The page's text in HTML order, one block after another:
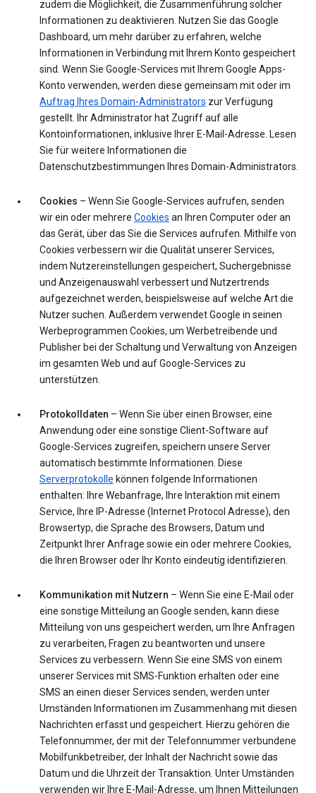
zudem die Möglichkeit, die Zusammenführung solcher
Informationen zu deaktivieren. Nutzen Sie das Google
Dashboard, um mehr darüber zu erfahren, welche
Informationen in Verbindung mit Ihrem Konto gespeichert
sind. Wenn Sie Google-Services mit Ihrem Google Apps-
Konto verwenden, werden diese gemeinsam mit oder im
Auftrag Ihres Domain-Administrators zur Verfügung
gestellt. Ihr Administrator hat Zugriff auf alle
Kontoinformationen, inklusive Ihrer E-Mail-Adresse. Lesen
Sie für weitere Informationen die
Datenschutzbestimmungen Ihres Domain-Administrators.
Cookies – Wenn Sie Google-Services aufrufen, senden
wir ein oder mehrere Cookies an Ihren Computer oder an
das Gerät, über das Sie die Services aufrufen. Mithilfe von
Cookies verbessern wir die Qualität unserer Services,
indem Nutzereinstellungen gespeichert, Suchergebnisse
und Anzeigenauswahl verbessert und Nutzertrends
aufgezeichnet werden, beispielsweise auf welche Art die
Nutzer suchen. Außerdem verwendet Google in seinen
Werbeprogrammen Cookies, um Werbetreibende und
Publisher bei der Schaltung und Verwaltung von Anzeigen
im gesamten Web und auf Google-Services zu
unterstützen.
Protokolldaten – Wenn Sie über einen Browser, eine
Anwendung oder eine sonstige Client-Software auf
Google-Services zugreifen, speichern unsere Server
automatisch bestimmte Informationen. Diese
Serverprotokolle können folgende Informationen
enthalten: Ihre Webanfrage, Ihre Interaktion mit einem
Service, Ihre IP-Adresse (Internet Protocol Adresse), den
Browsertyp, die Sprache des Browsers, Datum und
Zeitpunkt Ihrer Anfrage sowie ein oder mehrere Cookies,
die Ihren Browser oder Ihr Konto eindeutig identifizieren.
Kommunikation mit Nutzern – Wenn Sie eine E-Mail oder
eine sonstige Mitteilung an Google senden, kann diese
Mitteilung von uns gespeichert werden, um Ihre Anfragen
zu verarbeiten, Fragen zu beantworten und unsere
Services zu verbessern. Wenn Sie eine SMS von einem
unserer Services mit SMS-Funktion erhalten oder eine
SMS an einen dieser Services senden, werden unter
Umständen Informationen im Zusammenhang mit diesen
Nachrichten erfasst und gespeichert. Hierzu gehören die
Telefonnummer, der mit der Telefonnummer verbundene
Mobilfunkbetreiber, der Inhalt der Nachricht sowie das
Datum und die Uhrzeit der Transaktion. Unter Umständen
verwenden wir Ihre E-Mail-Adresse, um Ihnen Mitteilungen